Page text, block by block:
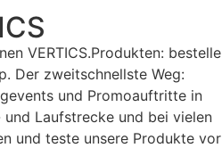
VERTICS.Produkten: bestelle
Der zweitschnellste Weg:
und Promoauftritte in
und Laufstrecke und bei vielen
und teste unsere Produkte vor